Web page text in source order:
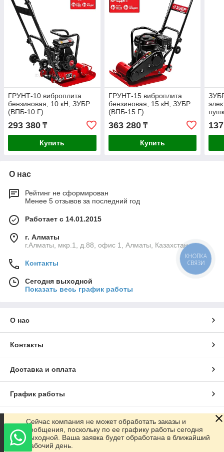
ГРУНТ-10 виброплита
бензиновая, 10 кН, ЗУБР
(ВПБ-10 Г)
293 380 ₸
Купить
ГРУНТ-15 виброплита
бензиновая, 15 кН, ЗУБР
(ВПБ-15 Г)
363 280₸
Купить
О нас
Рейтинг не сформирован
Менее 5 отзывов за последний год
Работает с 14.01.2015
г. Алматы
г.Алматы, мкр.1, д.88, офис 1, Алматы, Казахстан
Контакты
Сегодня выходной
Показать весь график работы
О нас
Контакты
Доставка и оплата
График работы
Полная версия сайта
Сайт создан на маркетплейсе Satu.kz
Сейчас компания не может обработать заказы и
сообщения, поскольку по ее графику работы сегодня
выходной. Ваша заявка будет обработана в ближайший
рабочий день.
КНОПКА
СВЯЗИ